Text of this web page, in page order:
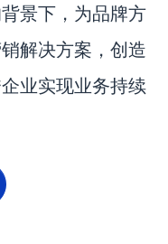
景下， 为品牌方
解决方案，创造
业实现业务持续